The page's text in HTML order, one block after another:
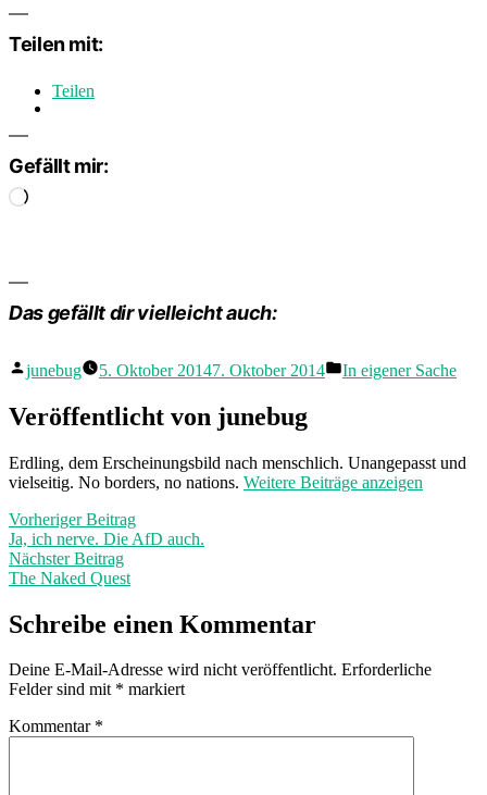
Teilen mit:
Teilen
Gefällt mir:
Wird
Das gefällt dir vielleicht auch:
Veröffentlicht
junebug 5. Oktober 20147. Oktober 2014
Veröffentlicht
In eigener Sache
Veröffentlicht von junebug
Erdling, dem Erscheinungsbild nach menschlich. Unangepasst und
vielseitig. No borders, no nations. Weitere Beiträge anzeigen
Beitragsnavigation
Vorheriger BeitragVorheriger
Beitrag:
Ja, ich nerve. Die AfD auch.
Nächster BeitragNächster
Beitrag:
The Naked Quest
Schreibe einen Kommentar
Deine E-Mail-Adresse wird nicht veröffentlicht. Erforderliche
Felder sind mit * markiert
Kommentar *